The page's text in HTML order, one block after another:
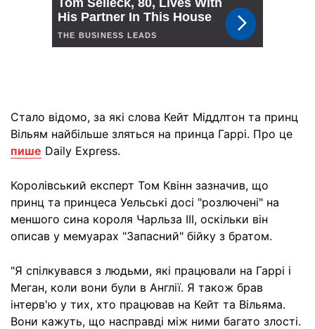
Стало відомо, за які слова Кейт Міддлтон та принц
Вільям найбільше зляться на принца Гаррі. Про це
пише Daily Express.
Королівський експерт Том Квінн зазначив, що
принц та принцеса Уельські досі "розлючені" на
меншого сина короля Чарльза ІІІ, оскільки він
описав у мемуарах "Запасний" бійку з братом.
"Я спілкувався з людьми, які працювали на Гаррі і
Меган, коли вони були в Англії. Я також брав
інтерв'ю у тих, хто працював на Кейт та Вільяма.
Вони кажуть, що насправді між ними багато злості.